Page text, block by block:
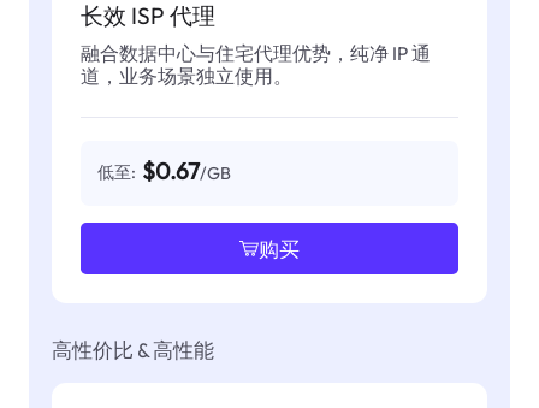
长效 ISP 代理
融合数据中心与住宅代理优势，纯净 IP 通
道，业务场景独立使用。
低至: $0.67/GB
购买
高性价比 & 高性能